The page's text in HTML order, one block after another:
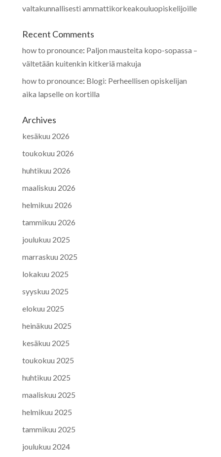
valtakunnallisesti ammattikorkeakouluopiskelijoille
Recent Comments
how to pronounce: Paljon mausteita kopo-sopassa –
vältetään kuitenkin kitkeriä makuja
how to pronounce: Blogi: Perheellisen opiskelijan
aika lapselle on kortilla
Archives
kesäkuu 2026
toukokuu 2026
huhtikuu 2026
maaliskuu 2026
helmikuu 2026
tammikuu 2026
joulukuu 2025
marraskuu 2025
lokakuu 2025
syyskuu 2025
elokuu 2025
heinäkuu 2025
kesäkuu 2025
toukokuu 2025
huhtikuu 2025
maaliskuu 2025
helmikuu 2025
tammikuu 2025
joulukuu 2024